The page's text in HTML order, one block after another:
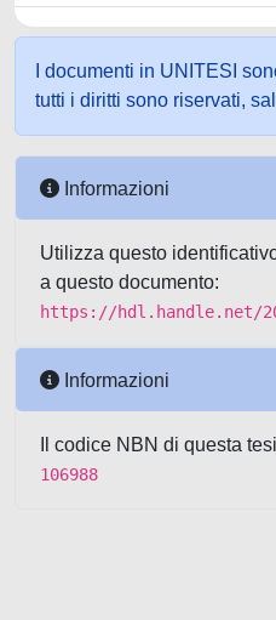
I documenti in UNITESI
tutti i diritti sono riservati,
Informazioni
Utilizza questo
a questo documento:
https://hdl.handle.net/
Informazioni
Il codice NBN di questa
106988